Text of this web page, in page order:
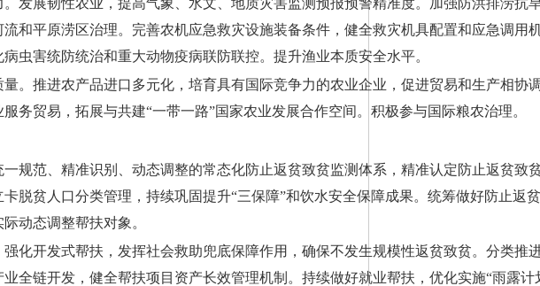
发展韧性农业，提高气象、水文、地质灾害监测预报预警精准度。加强防洪排涝抗
和平原涝区治理。完善农机应急救灾设施装备条件，健全救灾机具配置和应急调用
虫害统防统治和重大动物疫病联防联控。提升渔业本质安全水平。
。 推进农产品进口多元化，培育具有国际竞争力的农业企业，促进贸易和生产相协
务贸易，拓展与共建“一带一路”国家农业发展合作空间。积极参与国际粮农治理。
一规范、精准识别、动态调整的常态化防止返贫致贫监测体系，精准认定防止返贫致
脱贫人口分类管理，持续巩固提升“三保障”和饮水安全保障成果。统筹做好防止返
动态调整帮扶对象。
强化开发式帮扶，发挥社会救助兜底保障作用，确保不发生规模性返贫致贫。分类推
全链开发，健全帮扶项目资产长效管理机制。持续做好就业帮扶，优化实施“雨露计